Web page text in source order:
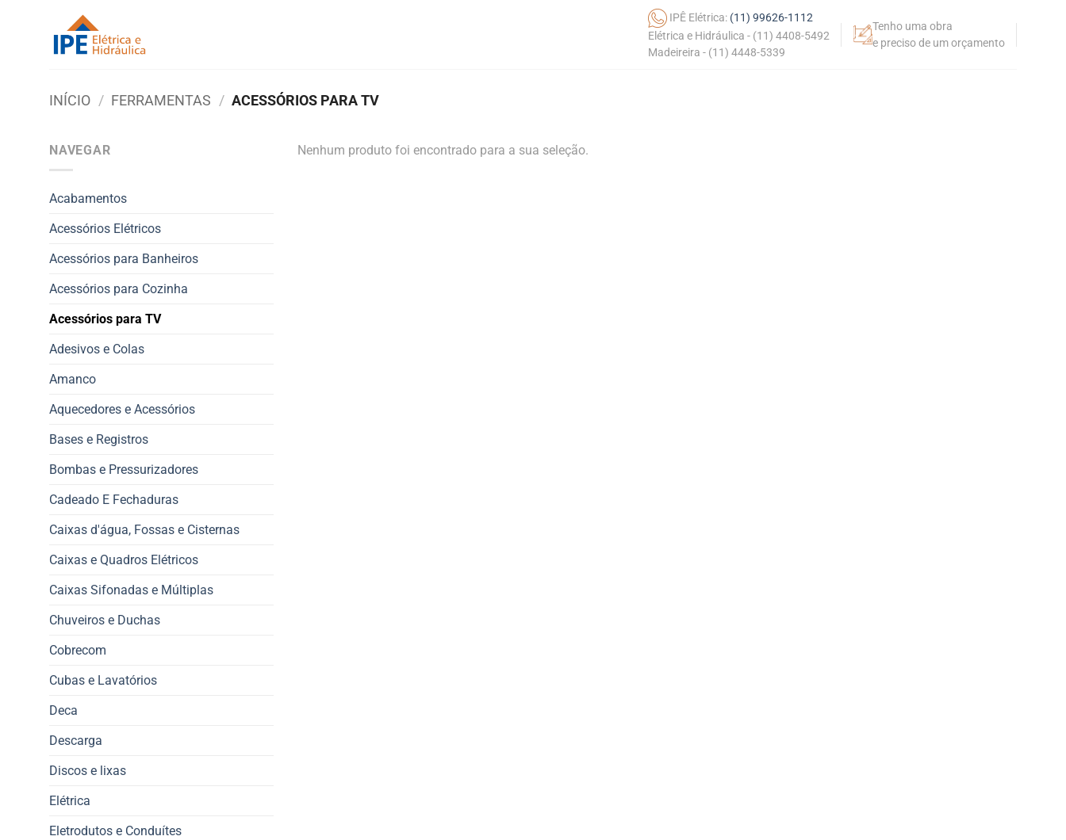
IPÊ Elétrica: (11) 99626-1112
Elétrica e Hidráulica - (11) 4408-5492
Madeireira - (11) 4448-5339
Tenho uma obra
e preciso de um orçamento
INÍCIO / FERRAMENTAS / ACESSÓRIOS PARA TV
NAVEGAR
Acabamentos
Acessórios Elétricos
Acessórios para Banheiros
Acessórios para Cozinha
Acessórios para TV
Adesivos e Colas
Amanco
Aquecedores e Acessórios
Bases e Registros
Bombas e Pressurizadores
Cadeado E Fechaduras
Caixas d'água, Fossas e Cisternas
Caixas e Quadros Elétricos
Caixas Sifonadas e Múltiplas
Chuveiros e Duchas
Cobrecom
Cubas e Lavatórios
Deca
Descarga
Discos e lixas
Elétrica
Eletrodutos e Conduítes
Nenhum produto foi encontrado para a sua seleção.